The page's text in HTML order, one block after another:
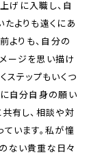
上げに入職し、自
よりも遠くにあ
よりも、自分の
ージを思い描け
ステップもいくつ
に自分自身の願い
有し、相談や対
います。私が憧
ない貴重な日々